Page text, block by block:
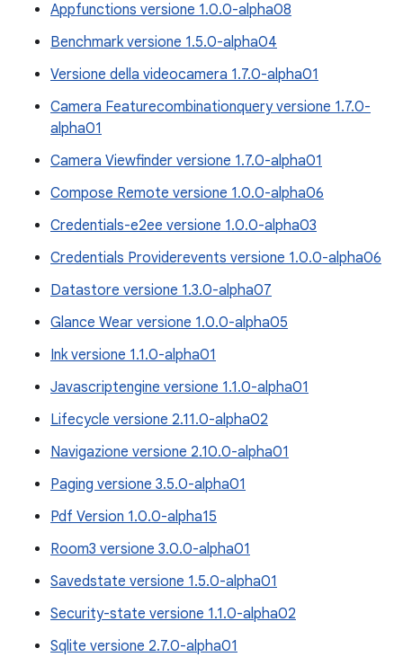
Appfunctions versione 1.0.0-alpha08
Benchmark versione 1.5.0-alpha04
Versione della videocamera 1.7.0-alpha01
Camera Featurecombinationquery versione 1.7.0-
alpha01
Camera Viewfinder versione 1.7.0-alpha01
Compose Remote versione 1.0.0-alpha06
Credentials-e2ee versione 1.0.0-alpha03
Credentials Providerevents versione 1.0.0-alpha06
Datastore versione 1.3.0-alpha07
Glance Wear versione 1.0.0-alpha05
Ink versione 1.1.0-alpha01
Javascriptengine versione 1.1.0-alpha01
Lifecycle versione 2.11.0-alpha02
Navigazione versione 2.10.0-alpha01
Paging versione 3.5.0-alpha01
Pdf Version 1.0.0-alpha15
Room3 versione 3.0.0-alpha01
Savedstate versione 1.5.0-alpha01
Security-state versione 1.1.0-alpha02
Sqlite versione 2.7.0-alpha01